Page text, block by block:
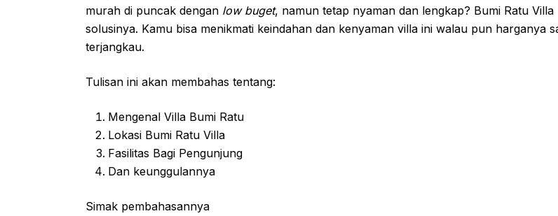
murah di puncak dengan low buget, namun tetap nyaman dan lengkap? Bumi Ratu Villa
solusinya. Kamu bisa menikmati keindahan dan kenyaman villa ini walau pun harganya
terjangkau.
Tulisan ini akan membahas tentang:
Mengenal Villa Bumi Ratu
Lokasi Bumi Ratu Villa
Fasilitas Bagi Pengunjung
Dan keunggulannya
Simak pembahasannya